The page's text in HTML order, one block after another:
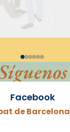
Facebook
de Barcelona